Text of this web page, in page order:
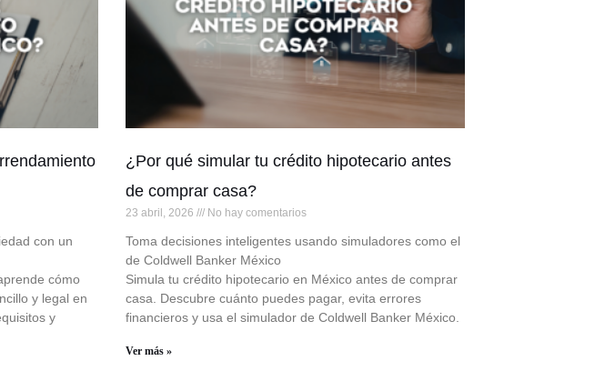
con un
cómo
y legal en
y
¿Por qué simular tu crédito hipotecario antes
de comprar casa?
23 abril, 2026 No hay comentarios
Toma decisiones inteligentes usando simuladores como el
de Coldwell Banker México
Simula tu crédito hipotecario en México antes de comprar
casa. Descubre cuánto puedes pagar, evita errores
financieros y usa el simulador de Coldwell Banker México.
Ver más »